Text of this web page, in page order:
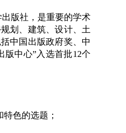
版社，是重要的学术
划、建筑、设计、土
中国出版政府奖、中
版中心”入选首批12个
色的选题；